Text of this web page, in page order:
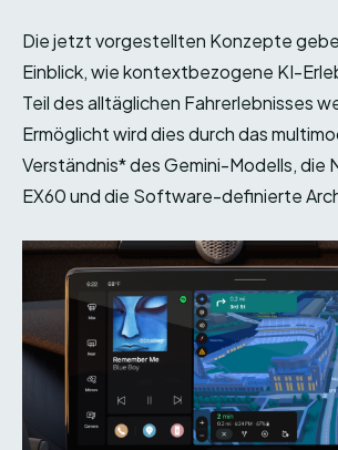
Die jetzt vorgestellten Konzepte
Einblick, wie kontextbezogene KI-
Teil des alltäglichen Fahrerlebnisses
Ermöglicht wird dies durch das
Verständnis* des Gemini-Modells, die
EX60 und die Software-definierte